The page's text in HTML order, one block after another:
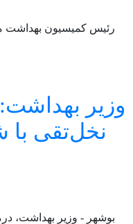
رئیس کمیسیون بهداشت
نخل‌تقی با
بوشهر - وزیر بهداشت،